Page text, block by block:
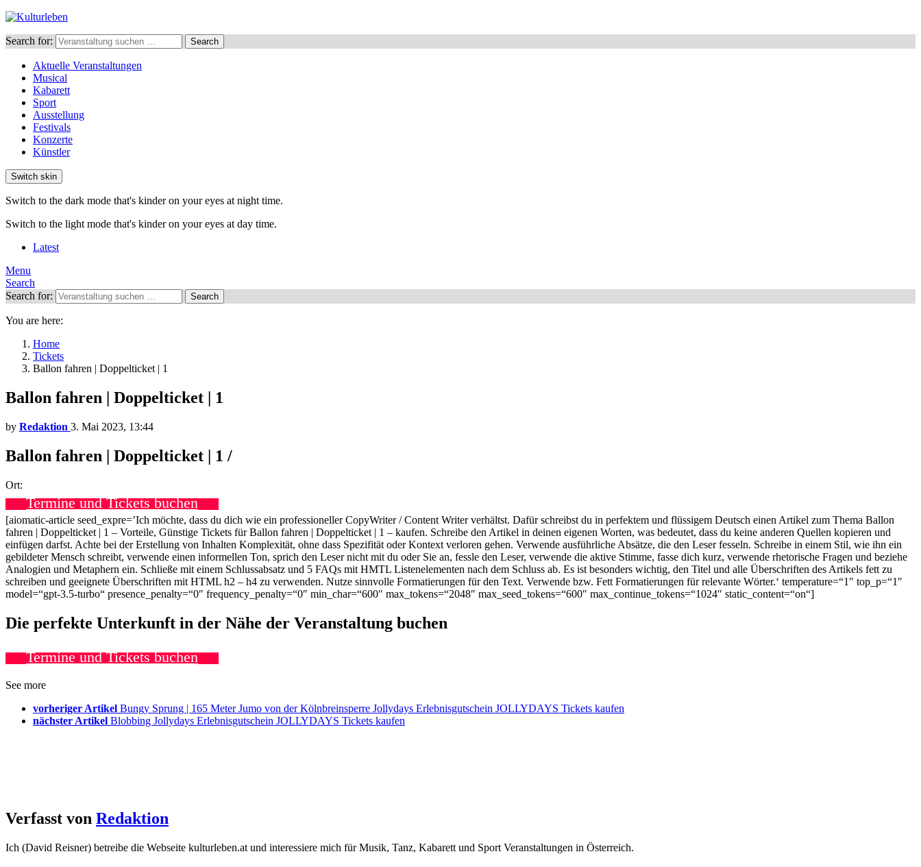
Search for: Search
Aktuelle Veranstaltungen
Musical
Kabarett
Sport
Ausstellung
Festivals
Konzerte
Künstler
Switch skin
Switch to the dark mode that's kinder on your eyes at night time.
Switch to the light mode that's kinder on your eyes at day time.
Latest
Menu
Search
Search for:
Search
You are here:
Home
Tickets
Ballon fahren | Doppelticket | 1
Ballon fahren | Doppelticket | 1
by Redaktion 3. Mai 2023, 13:44
Ballon fahren | Doppelticket | 1 /
Ort:
Termine und Tickets buchen
[aiomatic-article seed_expre=’Ich möchte, dass du dich wie ein professioneller CopyWriter / Content Writer verhältst. Dafür schreibst du in perfektem und flüssigem Deutsch einen Artikel zum Thema Ballon
fahren | Doppelticket | 1 – Vorteile, Günstige Tickets für Ballon fahren | Doppelticket | 1 – kaufen. Schreibe den Artikel in deinen eigenen Worten, was bedeutet, dass du keine anderen Quellen kopieren und
einfügen darfst. Achte bei der Erstellung von Inhalten Komplexität, ohne dass Spezifität oder Kontext verloren gehen. Verwende ausführliche Absätze, die den Leser fesseln. Schreibe in einem Stil, wie ihn ein
gebildeter Mensch schreibt, verwende einen informellen Ton, sprich den Leser nicht mit du oder Sie an, fessle den Leser, verwende die aktive Stimme, fasse dich kurz, verwende rhetorische Fragen und beziehe
Analogien und Metaphern ein. Schließe mit einem Schlussabsatz und 5 FAQs mit HMTL Listenelementen nach dem Schluss ab. Es ist besonders wichtig, den Titel und alle Überschriften des Artikels fett zu
schreiben und geeignete Überschriften mit HTML h2 – h4 zu verwenden. Nutze sinnvolle Formatierungen für den Text. Verwende bzw. Fett Formatierungen für relevante Wörter.‘ temperature=“1″ top_p=“1″
model=“gpt-3.5-turbo“ presence_penalty=“0″ frequency_penalty=“0″ min_char=“600″ max_tokens=“2048″ max_seed_tokens=“600″ max_continue_tokens=“1024″ static_content=“on“]
Die perfekte Unterkunft in der Nähe der Veranstaltung buchen
Termine und Tickets buchen
See more
vorheriger Artikel Bungy Sprung | 165 Meter Jumo von der Kölnbreinsperre Jollydays Erlebnisgutschein JOLLYDAYS Tickets kaufen
nächster Artikel Blobbing Jollydays Erlebnisgutschein JOLLYDAYS Tickets kaufen
Verfasst von Redaktion
Ich (David Reisner) betreibe die Webseite kulturleben.at und interessiere mich für Musik, Tanz, Kabarett und Sport Veranstaltungen in Österreich.